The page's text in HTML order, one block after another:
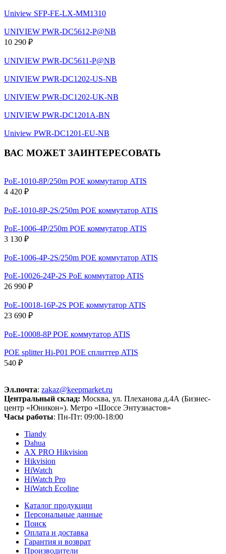
Uniview SFP-FE-LX-MM1310
UNIVIEW PWR-DC5612-P@NB
10 290 ₽
UNIVIEW PWR-DC5611-P@NB
UNIVIEW PWR-DC1202-US-NB
UNIVIEW PWR-DC1202-UK-NB
UNIVIEW PWR-DC1201A-BN
Uniview PWR-DC1201-EU-NB
ВАС МОЖЕТ ЗАИНТЕРЕСОВАТЬ
PoE-1010-8P/250m РОЕ коммутатор ATIS
4 420 ₽
PoE-1010-8P-2S/250m РОЕ коммутатор ATIS
PoE-1006-4P/250m РОЕ коммутатор ATIS
3 130 ₽
PoE-1006-4P-2S/250m РОЕ коммутатор ATIS
PoE-10026-24P-2S PoE коммутатор ATIS
26 990 ₽
PoE-10018-16P-2S POE коммутатор ATIS
23 690 ₽
PoE-10008-8P POE коммутатор ATIS
POE splitter Hi-P01 POE сплиттер ATIS
540 ₽
Эл.почта: zakaz@keepmarket.ru
Центральный склад: Москва, ул. Плеханова д.4А (Бизнес-
центр «Юникон»). Метро «Шоссе Энтузиастов»
Часы работы: Пн-Пт: 09:00-18:00
Tiandy
Dahua
AX PRO Hikvision
Hikvision
HiWatch
HiWatch Pro
HiWatch Ecoline
Каталог продукции
Персональные данные
Поиск
Оплата и доставка
Гарантия и возврат
Производители